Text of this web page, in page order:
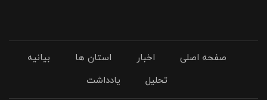
صفحه اصلی اخبار استان ها
بیانیه
تحلیل
یادداشت